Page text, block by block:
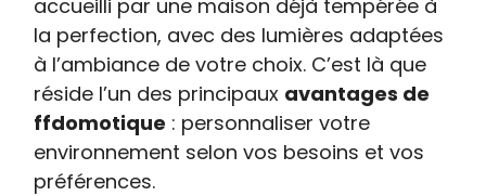
accueilli par une maison déjà tempérée à
la perfection, avec des lumières adaptées
à l’ambiance de votre choix. C’est là que
réside l’un des principaux avantages de
ffdomotique : personnaliser votre
environnement selon vos besoins et vos
préférences.